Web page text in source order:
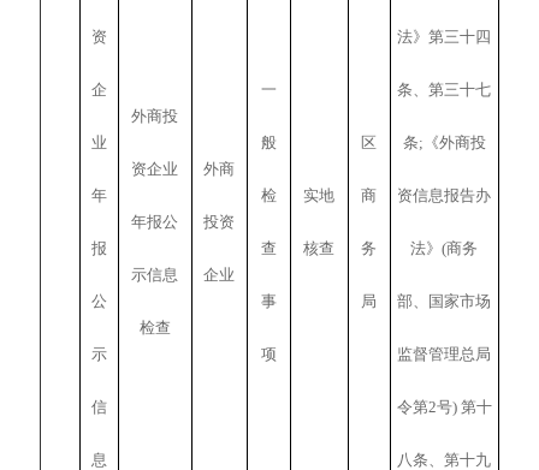
资
企
业
年
报
公
示
信
息
外商投
资企业
年报公
示信息
检查
外商
投资
企业
一
般
检
查
事
项
实地
核查
区
商
务
局
法》第三十四
条、第三十七
条;《外商投
资信息报告办
法》(商务
部、国家市场
监督管理总局
令第2号) 第十
八条、第十九